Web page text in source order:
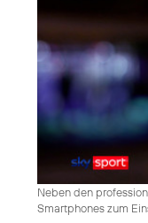
Neben den
Smartphones zum